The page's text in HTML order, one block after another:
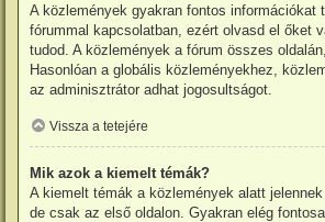
A közlemények gyakran fontos információkat
fórummal kapcsolatban, ezért olvasd el őket
tudod. A közlemények a fórum összes
Hasonlóan a globális közleményekhez,
az adminisztrátor adhat jogosultságot.
Vissza a tetejére
Mik azok a kiemelt témák?
A kiemelt témák a közlemények alatt jelennek
de csak az első oldalon. Gyakran elég